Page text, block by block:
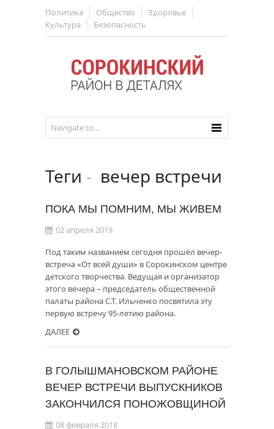
Политика Общество
Здоровье
Культура
Безопасность
Теги - вечер встречи
ПОКА МЫ ПОМНИМ, МЫ ЖИВЕМ
02 апреля 2019
Под таким названием сегодня прошёл вечер-
встреча «От всей души» в Сорокинском центре
детского творчества. Ведущая и организатор
этого вечера – председатель общественной
палаты района С.Т. Ильченко посвятила эту
первую встречу 95-летию района.
ДАЛЕЕ
В ГОЛЫШМАНОВСКОМ РАЙОНЕ
ВЕЧЕР ВСТРЕЧИ ВЫПУСКНИКОВ
ЗАКОНЧИЛСЯ ПОНОЖОВЩИНОЙ
08 февраля 2018